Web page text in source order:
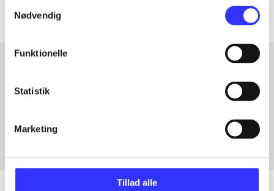
Nødvendig
Funktionelle
Statistik
Marketing
Tillad alle
Artikler med samme emner